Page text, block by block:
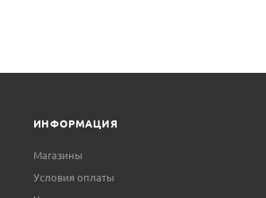
ИНФОРМАЦИЯ
Магазины
Условия оплаты